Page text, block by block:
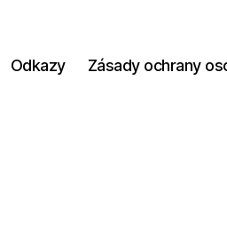
Odkazy Zásady ochrany